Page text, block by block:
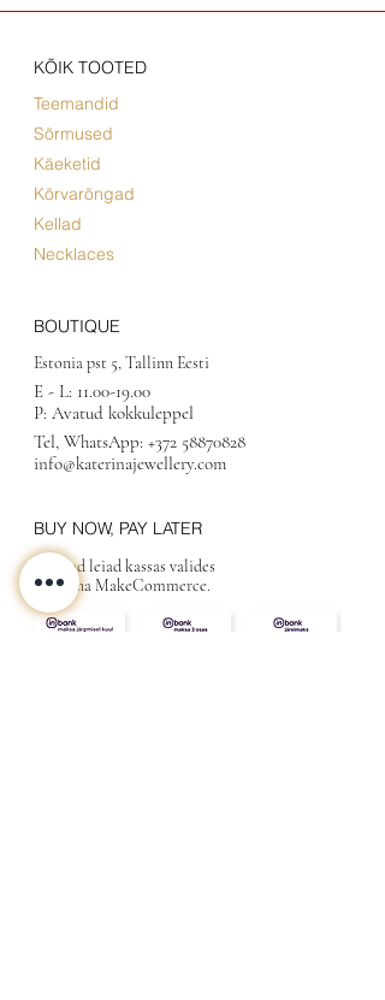
KÕIK TOOTED
Teemandid
Sõrmused
Käeketid
Kõrvarõngad
Kellad
Necklaces
BOUTIQUE
Estonia pst 5, Tallinn Eesti
E - L: 11.00-19.00
P: Avatud kokkuleppel
Tel, WhatsApp: +372 58870828
info@katerinajewellery.com
BUY NOW, PAY LATER
Valikud leiad kassas valides
maksena MakeCommerce.